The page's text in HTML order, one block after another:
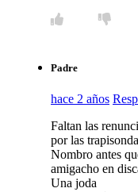
Padre
hace 2 años
Faltan las
por las
Nombro antes
amigacho en
Una joda